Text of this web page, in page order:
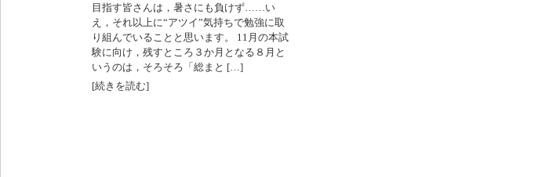
目指す皆さんは，暑さにも負けず……い
え，それ以上に“アツイ”気持ちで勉強に取
り組んでいることと思います。 11月の本試
験に向け，残すところ３か月となる８月と
いうのは，そろそろ「総まと […]
[続きを読む]